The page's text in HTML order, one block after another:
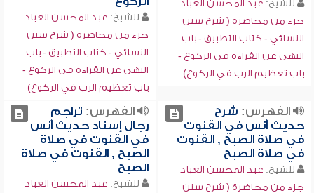
للشيخ: عبد المحسن العباد
جزء من محاضرة ( شرح سنن
النسائي - كتاب التطبيق - باب
النهي عن القراءة في الركوع -
باب تعظيم الرب في الركوع)
للشيخ: عبد المحسن العباد
جزء من محاضرة ( شرح سنن
النسائي - كتاب التطبيق - باب
النهي عن القراءة في الركوع -
باب تعظيم الرب في الركوع)
الفهرس: شرح
حديث أنس في القنوت
في صلاة الصبح , القنوت
في صلاة الصبح
للشيخ: عبد المحسن العباد
جزء من محاضرة ( شرح سنن
الفهرس: تراجم
رجال إسناد حديث أنس
في القنوت في صلاة
الصبح , القنوت في صلاة
الصبح
للشيخ: عبد المحسن العباد